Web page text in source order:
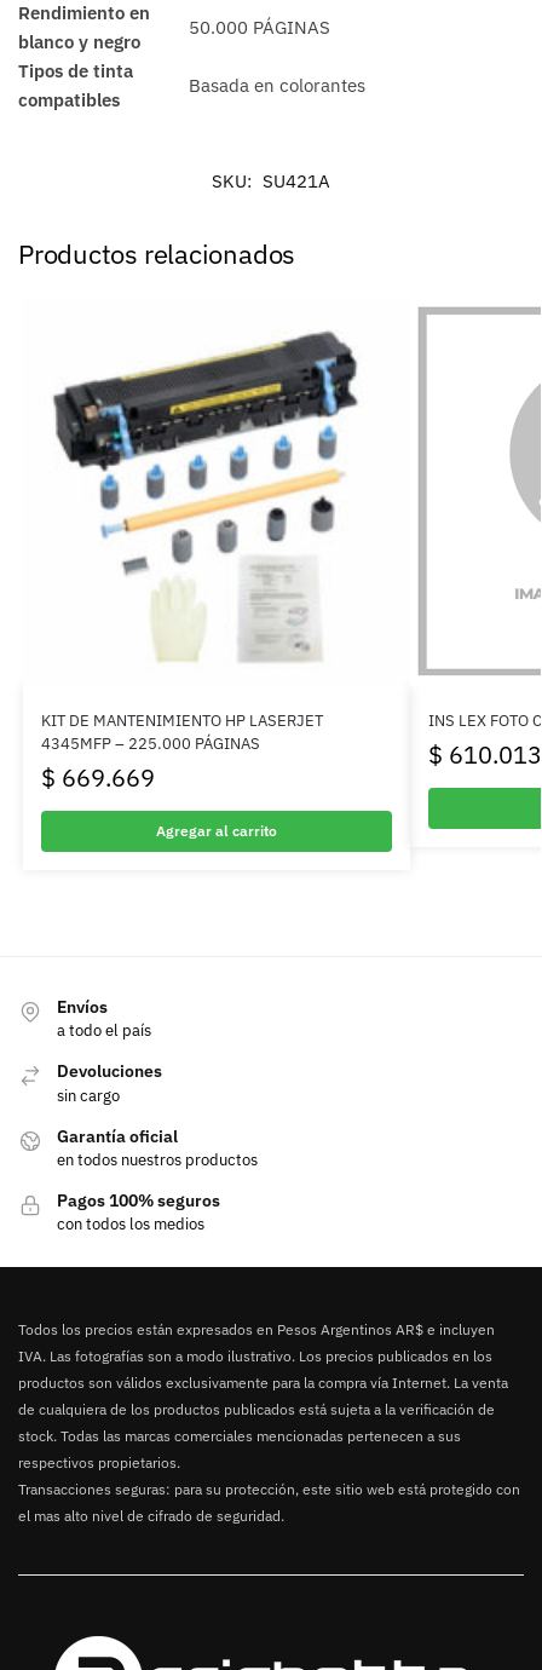
Rendimiento en
blanco y negro
50.000 PÁGINAS
Tipos de tinta
compatibles
Basada en colorantes
SKU: SU421A
Productos relacionados
KIT DE MANTENIMIENTO HP LASERJET
4345MFP – 225.000 PÁGINAS
$ 669.669
Agregar al carrito
INS LEX FOTO
$ 610.013
Envíos
a todo el país
Devoluciones
sin cargo
Garantía oficial
en todos nuestros productos
Pagos 100% seguros
con todos los medios
Todos los precios están expresados en Pesos Argentinos AR$ e incluyen
IVA. Las fotografías son a modo ilustrativo. Los precios publicados en los
productos son válidos exclusivamente para la compra vía Internet. La venta
de cualquiera de los productos publicados está sujeta a la verificación de
stock. Todas las marcas comerciales mencionadas pertenecen a sus
respectivos propietarios.
Transacciones seguras: para su protección, este sitio web está protegido con
el mas alto nivel de cifrado de seguridad.